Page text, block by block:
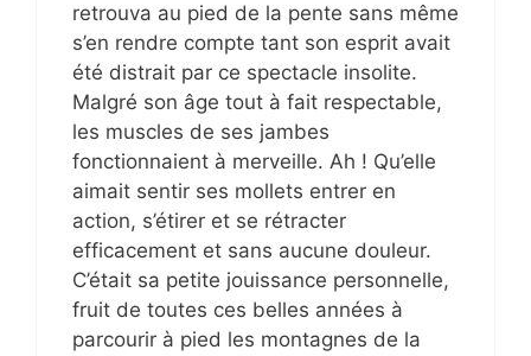
retrouva au pied de la pente sans même
s’en rendre compte tant son esprit avait
été distrait par ce spectacle insolite.
Malgré son âge tout à fait respectable,
les muscles de ses jambes
fonctionnaient à merveille. Ah ! Qu’elle
aimait sentir ses mollets entrer en
action, s’étirer et se rétracter
efficacement et sans aucune douleur.
C’était sa petite jouissance personnelle,
fruit de toutes ces belles années à
parcourir à pied les montagnes de la